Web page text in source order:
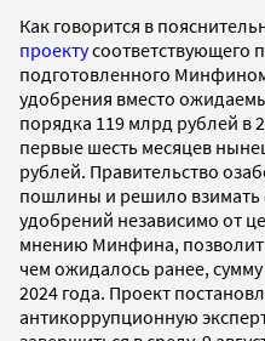
Как говорится в
проектусоответствующего
подготовленного
удобрения вместо
порядка 119 млрд рублей в
первые шесть месяцев
рублей. Правительство
пошлины и решило взимать
удобрений независимо от
мнению Минфина,
чем ожидалось ранее,
2024 года. Проект
антикоррупционную